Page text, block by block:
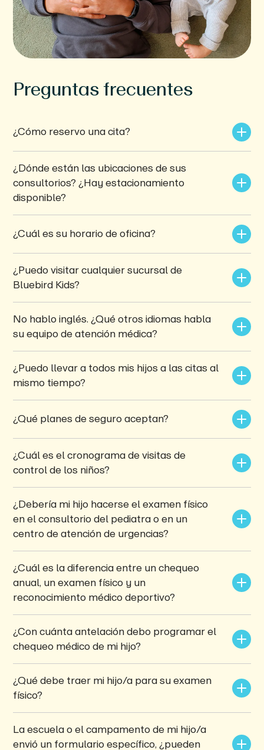
Preguntas frecuentes
¿Cómo reservo una cita?
¿Dónde están las ubicaciones de sus
consultorios? ¿Hay estacionamiento
disponible?
¿Cuál es su horario de oficina?
¿Puedo visitar cualquier sucursal de
Bluebird Kids?
No hablo inglés. ¿Qué otros idiomas habla
su equipo de atención médica?
¿Puedo llevar a todos mis hijos a las citas al
mismo tiempo?
¿Qué planes de seguro aceptan?
¿Cuál es el cronograma de visitas de
control de los niños?
¿Debería mi hijo hacerse el examen físico
en el consultorio del pediatra o en un
centro de atención de urgencias?
¿Cuál es la diferencia entre un chequeo
anual, un examen físico y un
reconocimiento médico deportivo?
¿Con cuánta antelación debo programar el
chequeo médico de mi hijo?
¿Qué debe traer mi hijo/a para su examen
físico?
La escuela o el campamento de mi hijo/a
envió un formulario específico, ¿pueden